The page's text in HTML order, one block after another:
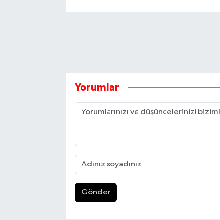
Yorumlar
Gönder